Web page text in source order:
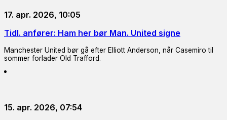
17. apr. 2026, 10:05
Tidl. anfører: Ham her bør Man. United signe
Manchester United bør gå efter Elliott Anderson, når Casemiro til
sommer forlader Old Trafford.
15. apr. 2026, 07:54